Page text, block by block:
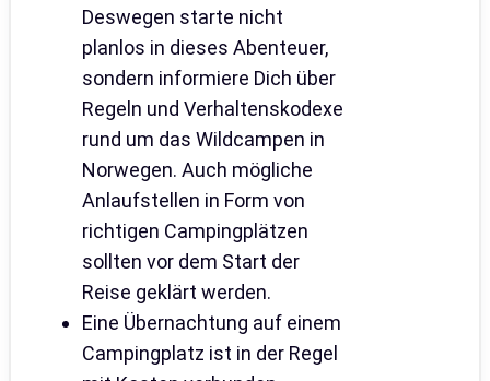
Deswegen starte nicht
planlos in dieses Abenteuer,
sondern informiere Dich über
Regeln und Verhaltenskodexe
rund um das Wildcampen in
Norwegen. Auch mögliche
Anlaufstellen in Form von
richtigen Campingplätzen
sollten vor dem Start der
Reise geklärt werden.
Eine Übernachtung auf einem
Campingplatz ist in der Regel